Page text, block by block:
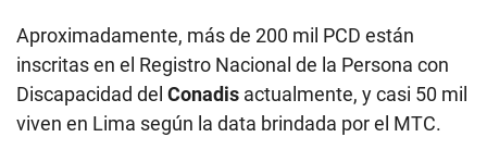
Aproximadamente, más de 200 mil PCD están
inscritas en el Registro Nacional de la Persona con
Discapacidad del Conadis actualmente, y casi 50 mil
viven en Lima según la data brindada por el MTC.